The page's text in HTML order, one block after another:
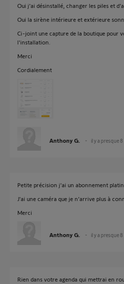
Oui j'ai désinstallé, changer les piles et
Oui la sirène intérieure et extérieure
Ci-joint une capture de la boutique pour
l'installation.
Merci
Cordialement
Anthony G. il y a presque 8
Petite précision j'ai un abonnement
J'ai une caméra que je n'arrive plus à
Merci
Anthony G. il y a presque 8
Rien dans votre agenda qui mettrai en